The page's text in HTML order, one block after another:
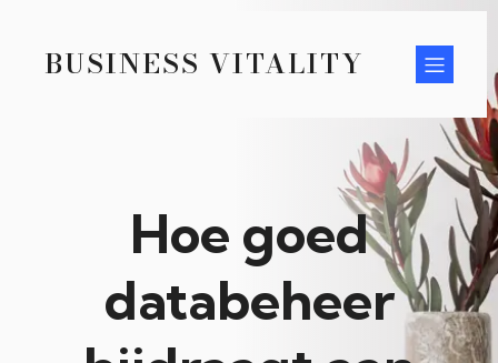
BUSINESS VITALITY
Hoe goed
databeheer